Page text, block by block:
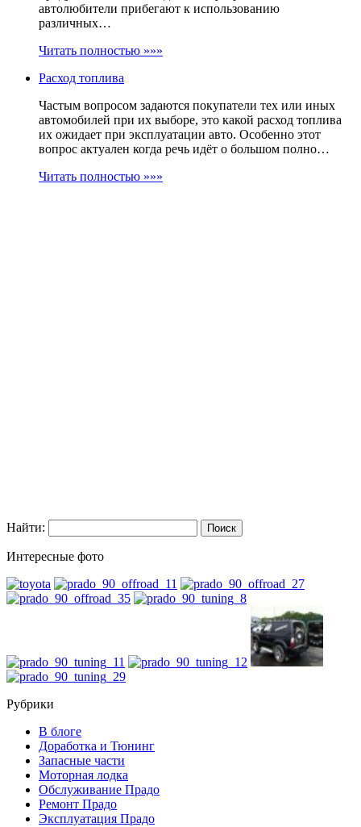
автолюбители прибегают к использованию
различных…
Читать полностью »»»
Расход топлива
Частым вопросом задаются покупатели тех или иных
автомобилей при их выборе, это какой расход топлива
их ожидает при эксплуатации авто. Особенно этот
вопрос актуален когда речь идёт о большом полно…
Читать полностью »»»
Найти:
Интересные фото
Рубрики
В блоге
Доработка и Тюнинг
Запасные части
Моторная лодка
Обслуживание Прадо
Ремонт Прадо
Эксплуатация Прадо